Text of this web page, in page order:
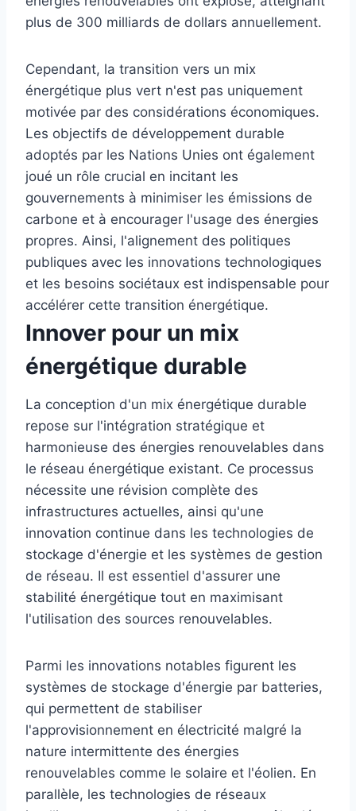
plus de 300 milliards de dollars annuellement.
Cependant, la transition vers un mix
énergétique plus vert n'est pas uniquement
motivée par des considérations économiques.
Les objectifs de développement durable
adoptés par les Nations Unies ont également
joué un rôle crucial en incitant les
gouvernements à minimiser les émissions de
carbone et à encourager l'usage des énergies
propres. Ainsi, l'alignement des politiques
publiques avec les innovations technologiques
et les besoins sociétaux est indispensable pour
accélérer cette transition énergétique.
Innover pour un mix
énergétique durable
La conception d'un mix énergétique durable
repose sur l'intégration stratégique et
harmonieuse des énergies renouvelables dans
le réseau énergétique existant. Ce processus
nécessite une révision complète des
infrastructures actuelles, ainsi qu'une
innovation continue dans les technologies de
stockage d'énergie et les systèmes de gestion
de réseau. Il est essentiel d'assurer une
stabilité énergétique tout en maximisant
l'utilisation des sources renouvelables.
Parmi les innovations notables figurent les
systèmes de stockage d'énergie par batteries,
qui permettent de stabiliser
l'approvisionnement en électricité malgré la
nature intermittente des énergies
renouvelables comme le solaire et l'éolien. En
parallèle, les technologies de réseaux